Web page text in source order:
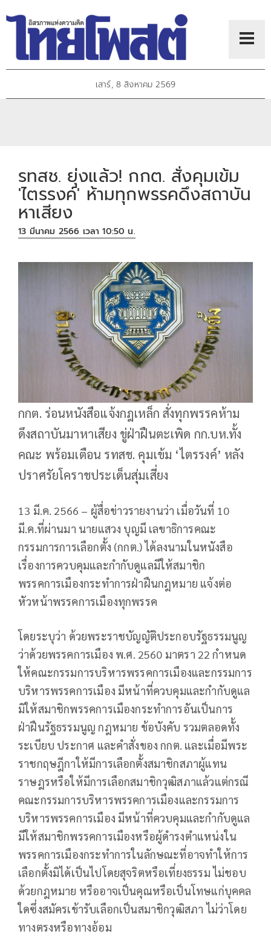
เสาร์, 8 สิงหาคม 2569
รทสช. ยุ่งแล้ว! กกต. สั่งคุมเข้ม
'ไตรรงค์' ห้ามทุกพรรคดึงสถาบัน
หาเสียง
13 มีนาคม 2566 เวลา 10:50 น.
กกต. ร่อนหนังสือแจ้งกฎเหล็ก สั่งทุกพรรคห้าม
ดึงสถาบันมาหาเสียง ขู่ฝ่าฝืนตะเพิด กก.บห.ทั้ง
คณะ พร้อมเตือน รทสช. คุมเข้ม ‘ไตรรงค์’ หลัง
ปราศรัยโคราชประเด็นสุ่มเสี่ยง
13 มี.ค. 2566 – ผู้สื่อข่าวรายงานว่า เมื่อวันที่ 10
มี.ค.ที่ผ่านมา นายแสวง บุญมี เลขาธิการคณะ
กรรมการการเลือกตั้ง (กกต.)​ ได้ลงนามในหนังสือ
เรื่องการควบคุมและกำกับดูแลมีให้สมาชิก
พรรคการเมืองกระทำการฝ่าฝืนกฎหมาย แจ้งต่อ
หัวหน้าพรรคการเมืองทุกพรรค
โดยระบุว่า ด้วยพระราชบัญญัติประกอบรัฐธรรมนูญ
ว่าด้วยพรรคการเมือง พ.ศ. 2560 มาตรา 22 กำหนด
ให้คณะกรรมการบริหารพรรคการเมืองและกรรมการ
บริหารพรรคการเมือง มีหน้าที่ควบคุมและกำกับดูแล
มิให้สมาชิกพรรคการเมืองกระทำการอันเป็นการ
ฝ่าฝืนรัฐธรรมนูญ กฎหมาย ข้อบังคับ รวมตลอดทั้ง
ระเบียบ ประกาศ และคำสั่งของ กกต. และเมื่อมีพระ
ราชกฤษฎีกาให้มีการเลือกตั้งสมาชิกสภาผู้แทน
ราษฎรหรือให้มีการเลือกสมาชิกวุฒิสภาแล้วแต่กรณี
คณะกรรมการบริหารพรรคการเมืองและกรรมการ
บริหารพรรคการเมือง มีหน้าที่ควบคุมและกำกับดูแล
มีให้สมาชิกพรรคการเมืองหรือผู้ดำรงตำแหน่งใน
พรรคการเมืองกระทำการในลักษณะที่อาจทำให้การ
เลือกตั้งมิได้เป็นไปโดยสุจริตหรือเที่ยงธรรม ไม่ชอบ
ด้วยกฎหมาย หรืออาจเป็นคุณหรือเป็นโทษแก่บุคคล
ใดซึ่งสมัครเข้ารับเลือกเป็นสมาชิกวุฒิสภา ไม่ว่าโดย
ทางตรงหรือทางอ้อม